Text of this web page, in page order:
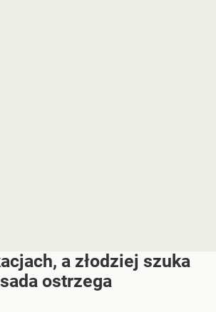
a złodziej szuka
ostrzega